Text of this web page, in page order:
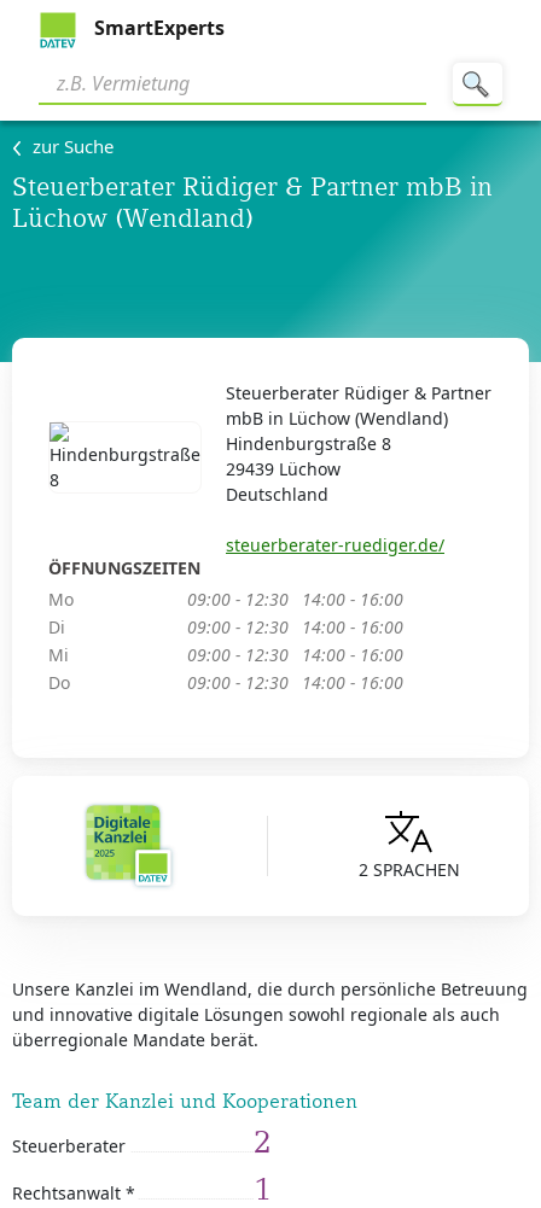
SmartExperts
zur Suche
Steuerberater Rüdiger & Partner mbB in
Lüchow (Wendland)
2 SPRACHEN
Unsere Kanzlei im Wendland, die durch persönliche Betreuung
und innovative digitale Lösungen sowohl regionale als auch
überregionale Mandate berät.
Team der Kanzlei und Kooperationen
Steuerberater 2
Rechtsanwalt * 1
Steuerberater Rüdiger & Partner
mbB in Lüchow (Wendland)
Hindenburgstraße 8
29439 Lüchow
Deutschland
steuerberater-ruediger.de/
ÖFFNUNGSZEITEN
Mo
09:00 - 12:30
14:00 - 16:00
Di
09:00 - 12:30
14:00 - 16:00
Mi
09:00 - 12:30
14:00 - 16:00
Do
09:00 - 12:30 14:00 - 16:00